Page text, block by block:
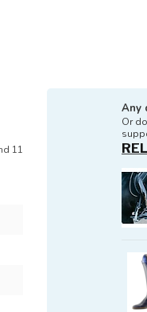
11
Any
Or